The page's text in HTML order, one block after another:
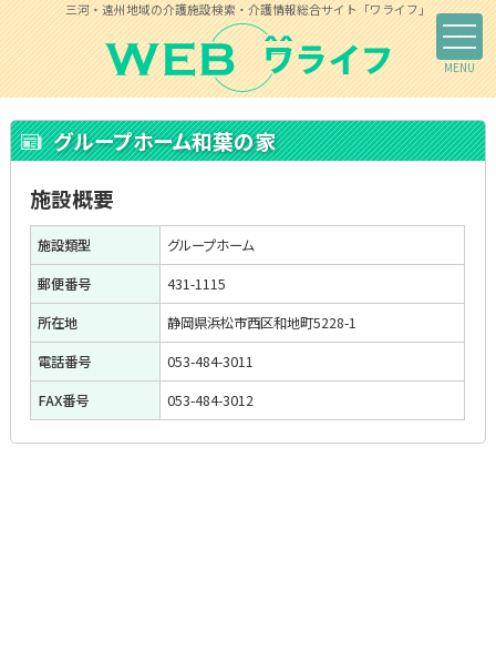
三河・遠州地域の介護施設検索・介護情報総合サイト「ワライフ」
グループホーム和葉の家
施設概要
施設類型
グループホーム
郵便番号
431-1115
所在地
静岡県浜松市西区和地町5228-1
電話番号
053-484-3011
FAX番号
053-484-3012